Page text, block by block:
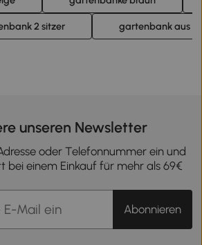
2 sitzer gartenbank aus
unseren Newsletter
oder Telefonnummer ein und
bei einem Einkauf für mehr als 69€
Abonnieren